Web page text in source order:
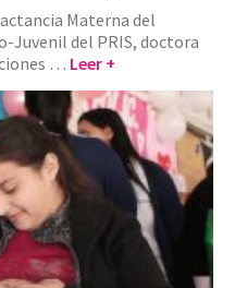
Materna del
del PRIS, doctora
… Leer +